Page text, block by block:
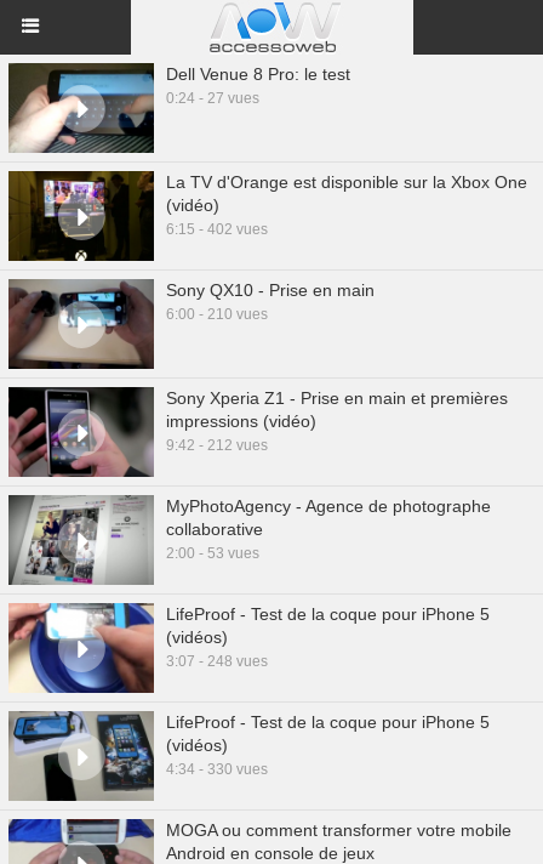
Dell Venue 8 Pro: le test
0:24 - 27 vues
La TV d'Orange est disponible sur la Xbox One
(vidéo)
6:15 - 402 vues
Sony QX10 - Prise en main
6:00 - 210 vues
Sony Xperia Z1 - Prise en main et premières
impressions (vidéo)
9:42 - 212 vues
MyPhotoAgency - Agence de photographe
collaborative
2:00 - 53 vues
LifeProof - Test de la coque pour iPhone 5
(vidéos)
3:07 - 248 vues
LifeProof - Test de la coque pour iPhone 5
(vidéos)
4:34 - 330 vues
MOGA ou comment transformer votre mobile
Android en console de jeux